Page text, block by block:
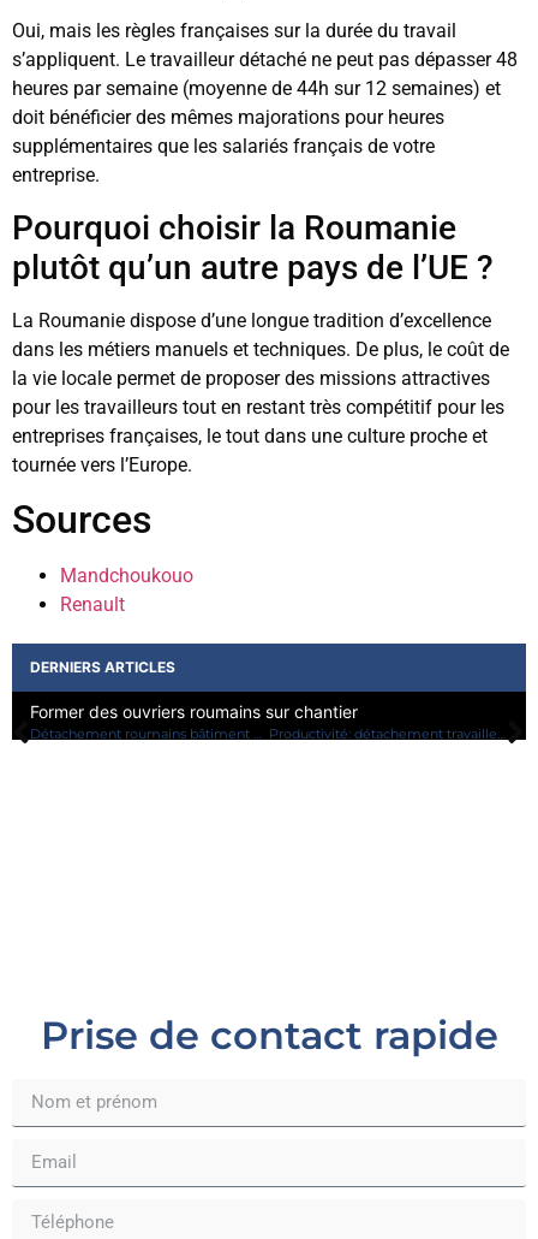
Oui, mais les règles françaises sur la durée du travail
s’appliquent. Le travailleur détaché ne peut pas dépasser 48
heures par semaine (moyenne de 44h sur 12 semaines) et
doit bénéficier des mêmes majorations pour heures
supplémentaires que les salariés français de votre
entreprise.
Pourquoi choisir la Roumanie
plutôt qu’un autre pays de l’UE ?
La Roumanie dispose d’une longue tradition d’excellence
dans les métiers manuels et techniques. De plus, le coût de
la vie locale permet de proposer des missions attractives
pour les travailleurs tout en restant très compétitif pour les
entreprises françaises, le tout dans une culture proche et
tournée vers l’Europe.
Sources
Mandchoukouo
Renault
DERNIERS ARTICLES
Secondement saisonnier ou longue mission pour votre PME?
Détachement roumains bâtiment Lyon : stratégie gagnante Productivité: détachement travailleurs roumains en France
Prise de contact rapide